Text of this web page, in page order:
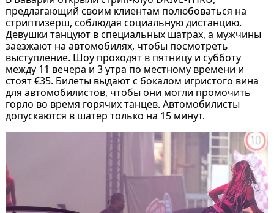
предлагающий своим клиентам полюбоваться на
стриптизерш, соблюдая социальную дистанцию.
Девушки танцуют в специальных шатрах, а мужчины
заезжают на автомобилях, чтобы посмотреть
выступление. Шоу проходят в пятницу и субботу
между 11 вечера и 3 утра по местному времени и
стоят €35. Билеты выдают с бокалом игристого вина
для автомобилистов, чтобы они могли промочить
горло во время горячих танцев. Автомобилисты
допускаются в шатер только на 15 минут.